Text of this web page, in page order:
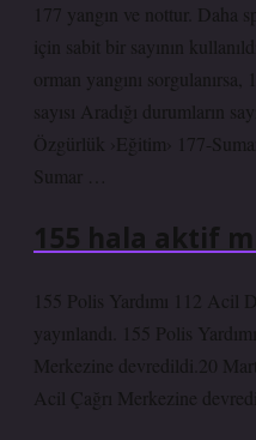
177 yangın ve nottur. Daha
için sabit bir sayının
orman yangını sorgulanırsa,
sayısı Aradığı durumların
Özgürlük ›Eğitim› 177-
Sumar …
155 hala aktif
155 Polis Yardımı 112 Acil
yayınlandı. 155 Polis
Merkezine devredildi.20
Acil Çağrı Merkezine